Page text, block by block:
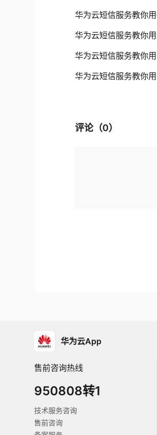
华为云短信服务教你
华为云短信服务教你
华为云短信服务教你
华为云短信服务教你
评论（0）
华为云App
售前咨询热线
950808转1
技术服务咨询
售前咨询